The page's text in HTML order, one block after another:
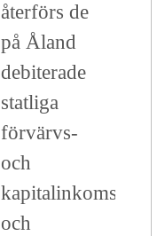
återförs de
på Åland
debiterade
statliga
förvärvs-
och
och